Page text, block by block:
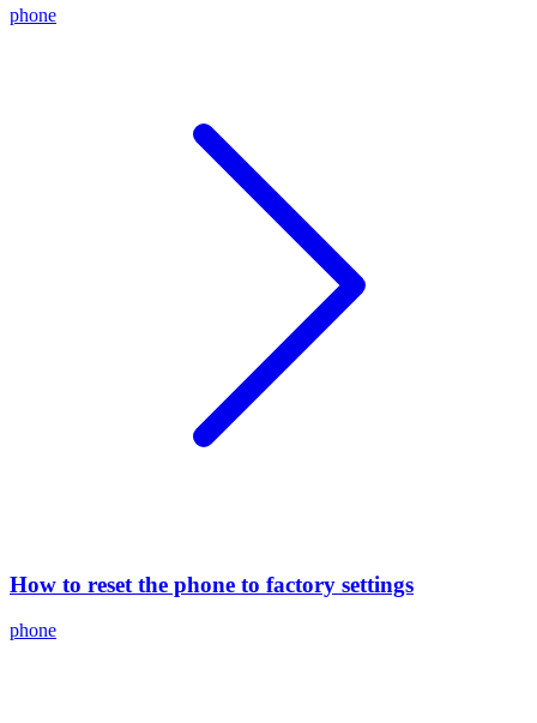
phone
How to reset the phone to factory settings
phone